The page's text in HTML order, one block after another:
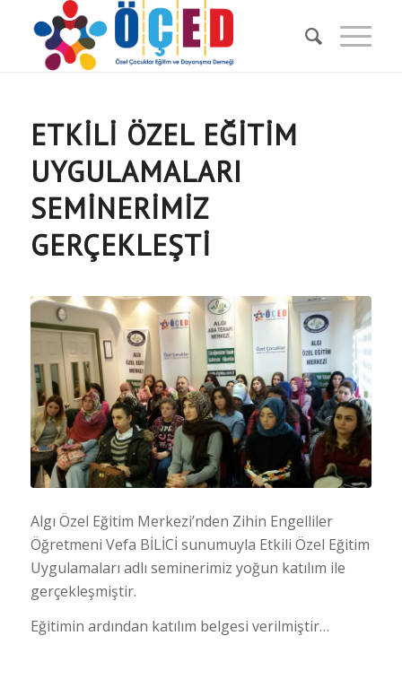
ETKILI ÖZEL EĞITIM
UYGULAMALARI
SEMINERIMIZ
GERÇEKLEŞTI
Algı Özel Eğitim Merkezi’nden Zihin Engelliler
Öğretmeni Vefa BİLİCİ sunumuyla Etkili Özel Eğitim
Uygulamaları adlı seminerimiz yoğun katılım ile
gerçekleşmiştir.
Eğitimin ardından katılım belgesi verilmiştir…